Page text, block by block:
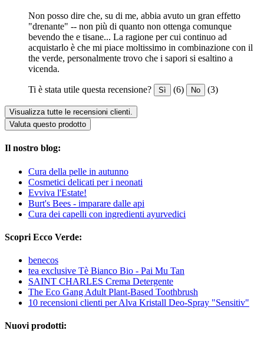
Non posso dire che, su di me, abbia avuto un gran effetto
"drenante" -- non più di quanto non ottenga comunque
bevendo the e tisane... La ragione per cui continuo ad
acquistarlo è che mi piace moltissimo in combinazione con il
the verde, personalmente trovo che i sapori si esaltino a
vicenda.
Ti è stata utile questa recensione? Sì (6) No (3)
Visualizza tutte le recensioni clienti.
Valuta questo prodotto
Il nostro blog:
Cura della pelle in autunno
Cosmetici delicati per i neonati
Evviva l'Estate!
Burt's Bees - imparare dalle api
Cura dei capelli con ingredienti ayurvedici
Scopri Ecco Verde:
benecos
tea exclusive Tè Bianco Bio - Pai Mu Tan
SAINT CHARLES Crema Detergente
The Eco Gang Adult Plant-Based Toothbrush
10 recensioni clienti per Alva Kristall Deo-Spray "Sensitiv"
Nuovi prodotti: